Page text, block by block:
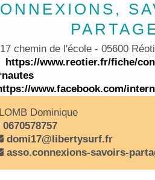
Mairie, 17 chemin de l'école
https://www.reotier.fr/fiche/
www.facebook.com/
Dominique
0670578757
domi17@libertysurf.fr
asso.connexions-savoirs-